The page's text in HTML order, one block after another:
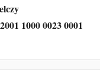
1000 0023 0001